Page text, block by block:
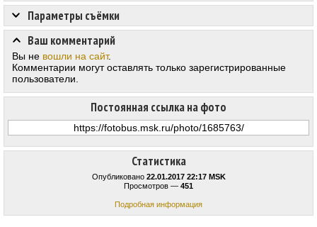
Статистика
Опубликовано 22.01.2017 22:17 MSK
Просмотров — 451
Подробная информация
Постоянная ссылка на фото
Параметры съёмки
Ваш комментарий
Вы не вошли на сайт.
Комментарии могут оставлять только зарегистрированные
пользователи.